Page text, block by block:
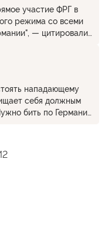
участие ФРГ в
режима со всеми
— цитировали
нападающему
себя должным
бить по Германии